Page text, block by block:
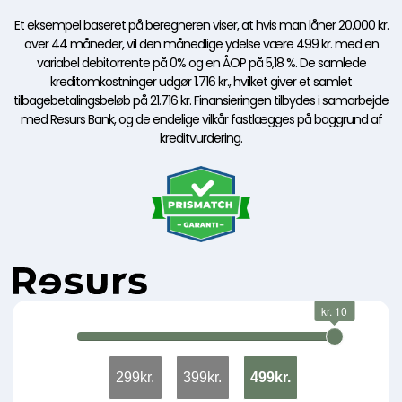
Et eksempel baseret på beregneren viser, at hvis man låner 20.000 kr.
over 44 måneder, vil den månedlige ydelse være 499 kr. med en
variabel debitorrente på 0% og en ÅOP på 5,18 %. De samlede
kreditomkostninger udgør 1.716 kr., hvilket giver et samlet
tilbagebetalingsbeløb på 21.716 kr. Finansieringen tilbydes i samarbejde
med Resurs Bank, og de endelige vilkår fastlægges på baggrund af
kreditvurdering.